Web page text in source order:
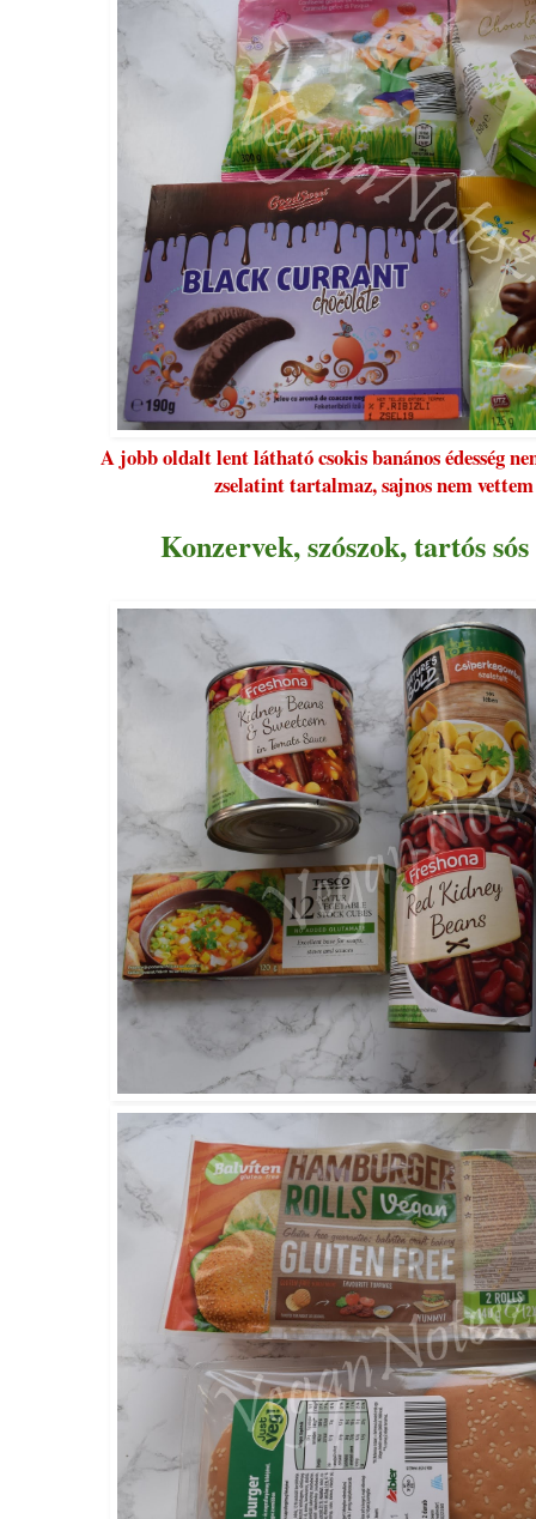
A jobb oldalt lent látható csokis banános édesség
zselatint tartalmaz, sajnos nem
Konzervek, szószok, tartós